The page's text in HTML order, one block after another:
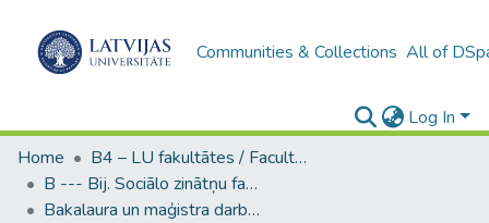
Communities & Collections All of
Log In
Home
B4 – LU fakultātes / Faculties of the UL
B --- Bij. Sociālo zinātņu fakultātes noslēguma darbi / Faculty of Social Sciences - Graduate works
Bakalaura un maģistra darbi (SZF) / Bachelor's and Master's theses